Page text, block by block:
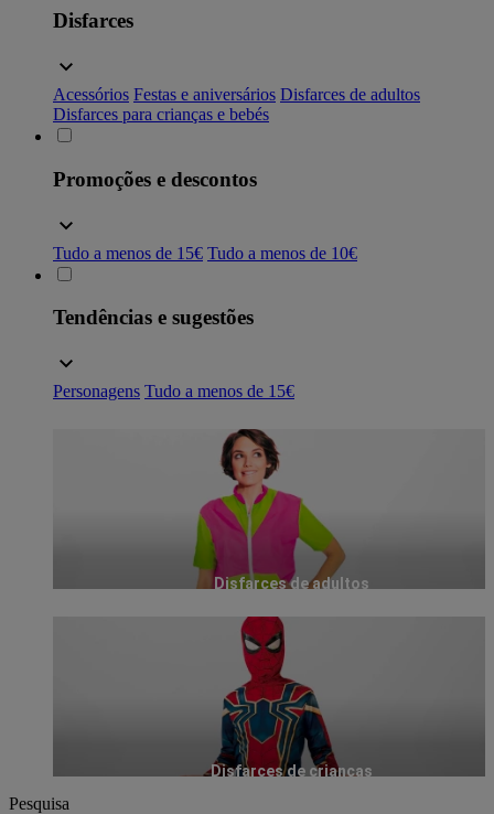
Disfarces
Acessórios Festas e aniversários Disfarces de adultos
Disfarces para crianças e bebés
Promoções e descontos
Tudo a menos de 15€ Tudo a menos de 10€
Tendências e sugestões
Personagens Tudo a menos de 15€
Disfarces de adultos
Disfarces de crianças
Pesquisa